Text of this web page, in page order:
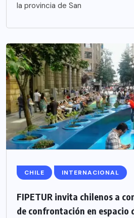
la provincia de San
CHILE INTERNACIONAL
FIPETUR invita chilenos a
de confrontación en espacio